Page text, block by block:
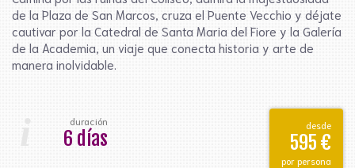
de la Plaza de San Marcos, cruza el Puente Vecchio y déjate
cautivar por la Catedral de Santa Maria del Fiore y la Galería
de la Academia, un viaje que conecta historia y arte de
manera inolvidable.
duración
6 días
desde
595 €
por persona